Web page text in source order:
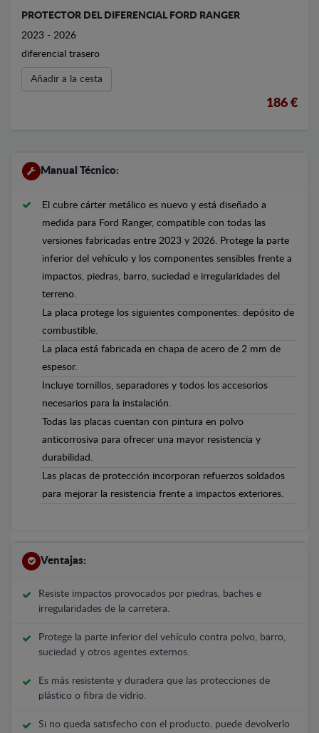
PROTECTOR DEL DIFERENCIAL FORD RANGER
2023 - 2026
diferencial trasero
Añadir a la cesta
186 €
Manual Técnico:
El cubre cárter metálico es nuevo y está diseñado a
medida para Ford Ranger, compatible con todas las
versiones fabricadas entre 2023 y 2026. Protege la parte
inferior del vehículo y los componentes sensibles frente a
impactos, piedras, barro, suciedad e irregularidades del
terreno.
La placa protege los siguientes componentes: depósito de
combustible.
La placa está fabricada en chapa de acero de 2 mm de
espesor.
Incluye tornillos, separadores y todos los accesorios
necesarios para la instalación.
Todas las placas cuentan con pintura en polvo
anticorrosiva para ofrecer una mayor resistencia y
durabilidad.
Las placas de protección incorporan refuerzos soldados
para mejorar la resistencia frente a impactos exteriores.
Ventajas:
Resiste impactos provocados por piedras, baches e
irregularidades de la carretera.
Protege la parte inferior del vehículo contra polvo, barro,
suciedad y otros agentes externos.
Es más resistente y duradera que las protecciones de
plástico o fibra de vidrio.
Si no queda satisfecho con el producto, puede devolverlo